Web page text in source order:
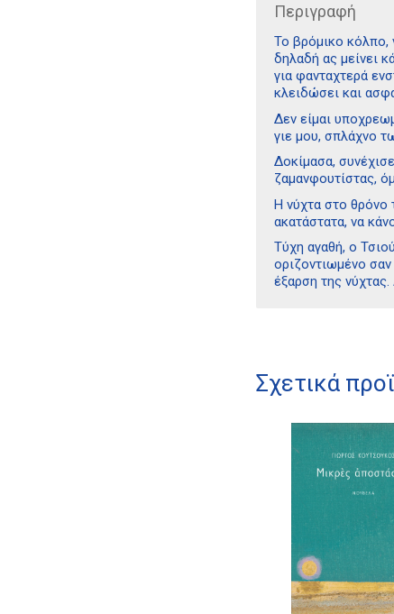
Περιγραφή
Το βρόμικο κόλπο,
δηλαδή ας μείνει
για φανταχτερά
κλειδώσει και
Δεν είμαι
γιε μου, σπλάχνο
Δοκίμασα,
ζαμανφουτίστας,
Η νύχτα στο θρόνο
ακατάστατα, να
Τύχη αγαθή, ο
οριζοντιωμένο
έξαρση της
Σχετικά